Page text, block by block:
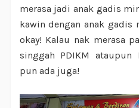
merasa jadi anak gadis
kawin dengan anak gadis
okay! Kalau nak merasa
singgah PDIKM ataupun
pun ada juga!